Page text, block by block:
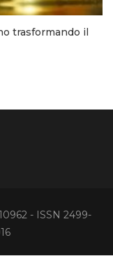
trasformando il
- ISSN 2499-